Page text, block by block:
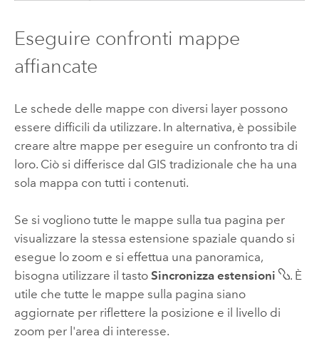
Eseguire confronti mappe
affiancate
Le schede delle mappe con diversi layer possono
essere difficili da utilizzare. In alternativa, è possibile
creare altre mappe per eseguire un confronto tra di
loro. Ciò si differisce dal GIS tradizionale che ha una
sola mappa con tutti i contenuti.
Se si vogliono tutte le mappe sulla tua pagina per
visualizzare la stessa estensione spaziale quando si
esegue lo zoom e si effettua una panoramica,
bisogna utilizzare il tasto Sincronizza estensioni
. È
utile che tutte le mappe sulla pagina siano
aggiornate per riflettere la posizione e il livello di
zoom per l'area di interesse.